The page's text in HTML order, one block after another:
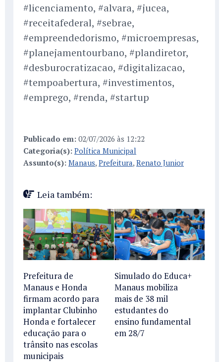
#licenciamento, #alvara, #jucea,
#receitafederal, #sebrae,
#empreendedorismo, #microempresas,
#planejamentourbano, #plandiretor,
#desburocratizacao, #digitalizacao,
#tempoabertura, #investimentos,
#emprego, #renda, #startup
Publicado em: 02/07/2026 às 12:22
Categoria(s): Política Municipal
Assunto(s): Manaus, Prefeitura, Renato Junior
Leia também:
Prefeitura de
Manaus e Honda
firmam acordo para
implantar Clubinho
Honda e fortalecer
educação para o
trânsito nas escolas
municipais
Simulado do Educa+
Manaus mobiliza
mais de 38 mil
estudantes do
ensino fundamental
em 28/7